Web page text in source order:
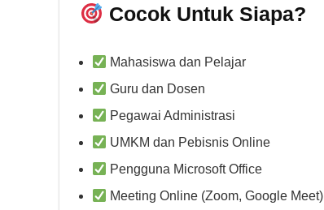
Cocok Untuk Siapa?
Mahasiswa dan Pelajar
Guru dan Dosen
Pegawai Administrasi
UMKM dan Pebisnis Online
Pengguna Microsoft Office
Meeting Online (Zoom, Google Meet)